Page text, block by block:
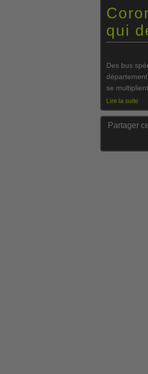
qui
Des bus
se
Lire la suite
Partager